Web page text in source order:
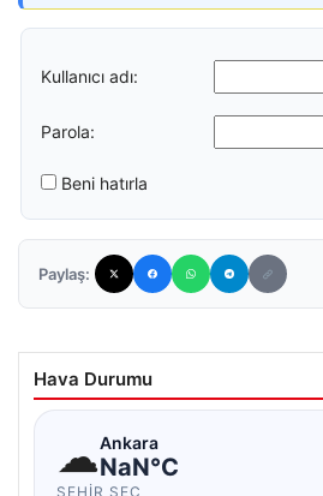
Kullanıcı adı:
Parola:
Beni hatırla
Paylaş:
Hava Durumu
☁Ankara
NaN°C
ŞEHIR SEÇ